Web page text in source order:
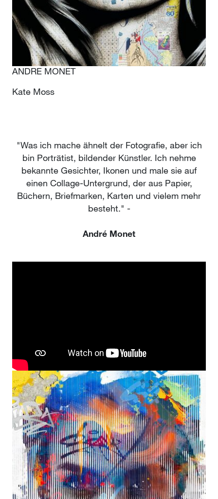
ANDRE MONET
Kate Moss
"Was ich mache ähnelt der Fotografie, aber ich
bin Porträtist, bildender Künstler. Ich nehme
bekannte Gesichter, Ikonen und male sie auf
einen Collage-Untergrund, der aus Papier,
Büchern, Briefmarken, Karten und vielem mehr
besteht." -
André Monet